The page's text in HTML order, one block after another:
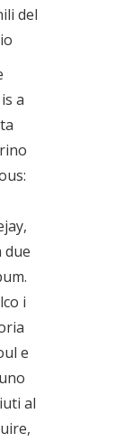
del
a
due
i
e
al